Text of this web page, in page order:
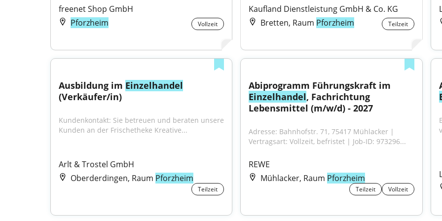
freenet Shop GmbH
Pforzheim
Vollzeit
Kaufland Dienstleistung GmbH & Co. KG
Bretten, Raum Pforzheim Teilzeit
Ausbildung im Einzelhandel
(Verkäufer/in)
Kundenkontakt: Sie betreuen und beraten unsere
Kunden an der Frischetheke Kreative...
Arlt & Trostel GmbH
Oberderdingen, Raum Pforzheim
Teilzeit
Einzelhandel, Fachrichtung
Lebensmittel (m/w/d) - 2027
Adresse: Bahnhofstr. 71, 75417 Mühlacker |
Vertragsart: Vollzeit, befristet | Job-ID: 973296...
REWE
Mühlacker, Raum Pforzheim
Teilzeit Vollzeit